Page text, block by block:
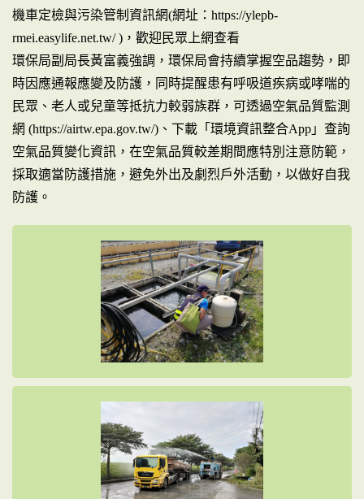
機車定檢與污染管制資訊網(網址：https://ylepb-
rmei.easylife.net.tw/ )，歡迎民眾上網查看
環保局副局長黃富義強調，環保局會持續掌握空品趨勢，即
時因應通報應變及防護，同時提醒患有呼吸道疾病或哮喘的
民眾、老人或兒童等抵抗力較弱族群，可透過空氣品質監測
網 (https://airtw.epa.gov.tw/)、下載「環境資訊整合App」查詢
空氣品質變化資訊，在空氣品質較差期間應特別注意防範，
採取適當防護措施，避免外出及劇烈戶外活動，以做好自我
防護。